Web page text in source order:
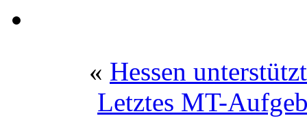
« Hessen
Letztes MT-